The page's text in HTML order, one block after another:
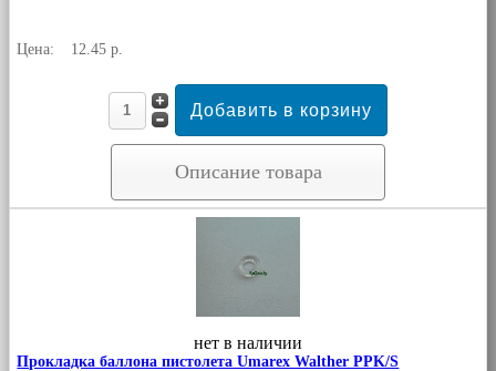
Цена: 12.45 р.
Описание товара
нет в наличии
Прокладка баллона пистолета Umarex Walther PPK/S